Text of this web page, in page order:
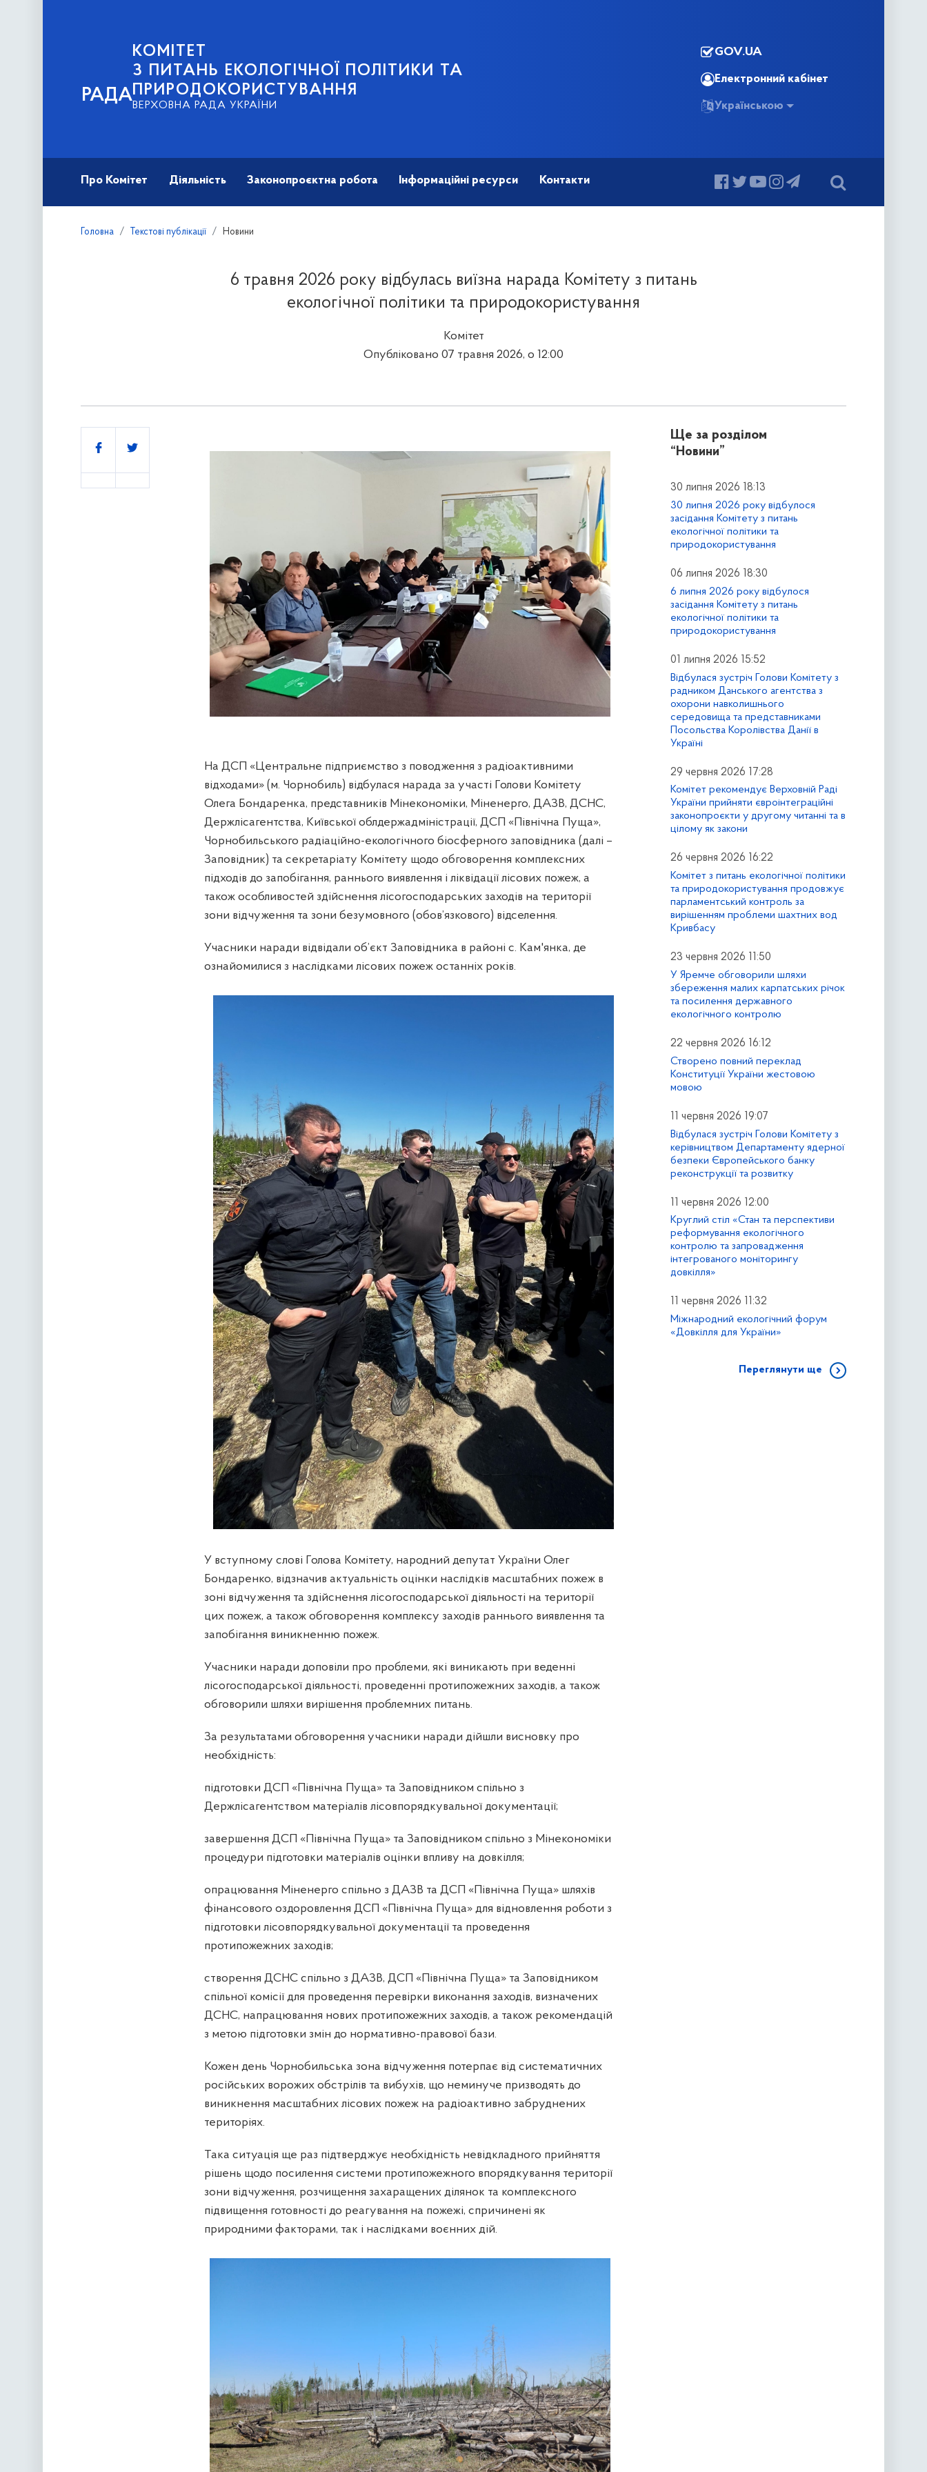
РАДА
КОМІТЕТ
З ПИТАНЬ ЕКОЛОГІЧНОЇ ПОЛІТИКИ ТА
ПРИРОДОКОРИСТУВАННЯ
ВЕРХОВНА РАДА УКРАЇНИ
GOV.UA
Електронний кабінет
Українською
Про Комітет Діяльність Законопроєктна робота Інформаційні ресурси Контакти
Головна Текстові публікації Новини
6 травня 2026 року відбулась виїзна нарада Комітету з питань
екологічної політики та природокористування
Комітет
Опубліковано 07 травня 2026, о 12:00
На ДСП «Центральне підприємство з поводження з радіоактивними
відходами» (м. Чорнобиль) відбулася нарада за участі Голови Комітету
Олега Бондаренка, представників Мінекономіки, Міненерго, ДАЗВ, ДСНС,
Держлісагентства, Київської облдержадміністрації, ДСП «Північна Пуща»,
Чорнобильського радіаційно-екологічного біосферного заповідника (далі –
Заповідник) та секретаріату Комітету щодо обговорення комплексних
підходів до запобігання, раннього виявлення і ліквідації лісових пожеж, а
також особливостей здійснення лісогосподарських заходів на території
зони відчуження та зони безумовного (обов’язкового) відселення.
Учасники наради відвідали об’єкт Заповідника в районі с. Кам'янка, де
ознайомилися з наслідками лісових пожеж останніх років.
У вступному слові Голова Комітету, народний депутат України Олег
Бондаренко, відзначив актуальність оцінки наслідків масштабних пожеж в
зоні відчуження та здійснення лісогосподарської діяльності на території
цих пожеж, а також обговорення комплексу заходів раннього виявлення та
запобігання виникненню пожеж.
Учасники наради доповіли про проблеми, які виникають при веденні
лісогосподарської діяльності, проведенні протипожежних заходів, а також
обговорили шляхи вирішення проблемних питань.
За результатами обговорення учасники наради дійшли висновку про
необхідність:
підготовки ДСП «Північна Пуща» та Заповідником спільно з
Держлісагентством матеріалів лісовпорядкувальної документації;
завершення ДСП «Північна Пуща» та Заповідником спільно з Мінекономіки
процедури підготовки матеріалів оцінки впливу на довкілля;
опрацювання Міненерго спільно з ДАЗВ та ДСП «Північна Пуща» шляхів
фінансового оздоровлення ДСП «Північна Пуща» для відновлення роботи з
підготовки лісовпорядкувальної документації та проведення
протипожежних заходів;
створення ДСНС спільно з ДАЗВ, ДСП «Північна Пуща» та Заповідником
спільної комісії для проведення перевірки виконання заходів, визначених
ДСНС, напрацювання нових протипожежних заходів, а також рекомендацій
з метою підготовки змін до нормативно-правової бази.
Кожен день Чорнобильська зона відчуження потерпає від систематичних
російських ворожих обстрілів та вибухів, що неминуче призводять до
виникнення масштабних лісових пожеж на радіоактивно забруднених
територіях.
Така ситуація ще раз підтверджує необхідність невідкладного прийняття
рішень щодо посилення системи протипожежного впорядкування території
зони відчуження, розчищення захаращених ділянок та комплексного
підвищення готовності до реагування на пожежі, спричинені як
природними факторами, так і наслідками воєнних дій.
Поділитись
Ще за розділом
“Новини”
30 липня 2026 18:13
30 липня 2026 року відбулося
засідання Комітету з питань
екологічної політики та
природокористування
06 липня 2026 18:30
6 липня 2026 року відбулося
засідання Комітету з питань
екологічної політики та
природокористування
01 липня 2026 15:52
Відбулася зустріч Голови Комітету з
радником Данського агентства з
охорони навколишнього
середовища та представниками
Посольства Королівства Данії в
Україні
29 червня 2026 17:28
Комітет рекомендує Верховній Раді
України прийняти євроінтеграційні
законопроєкти у другому читанні та в
цілому як закони
26 червня 2026 16:22
Комітет з питань екологічної політики
та природокористування продовжує
парламентський контроль за
вирішенням проблеми шахтних вод
Кривбасу
23 червня 2026 11:50
У Яремче обговорили шляхи
збереження малих карпатських річок
та посилення державного
екологічного контролю
22 червня 2026 16:12
Створено повний переклад
Конституції України жестовою
мовою
11 червня 2026 19:07
Відбулася зустріч Голови Комітету з
керівництвом Департаменту ядерної
безпеки Європейського банку
реконструкції та розвитку
11 червня 2026 12:00
Круглий стіл «Стан та перспективи
реформування екологічного
контролю та запровадження
інтегрованого моніторингу
довкілля»
11 червня 2026 11:32
Міжнародний екологічний форум
«Довкілля для України»
Переглянути ще